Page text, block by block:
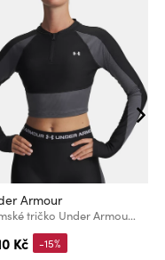
Armour
Dámské tričko Under Armour UA HG Rib 1/4 Zip-BLK
Kč -15%